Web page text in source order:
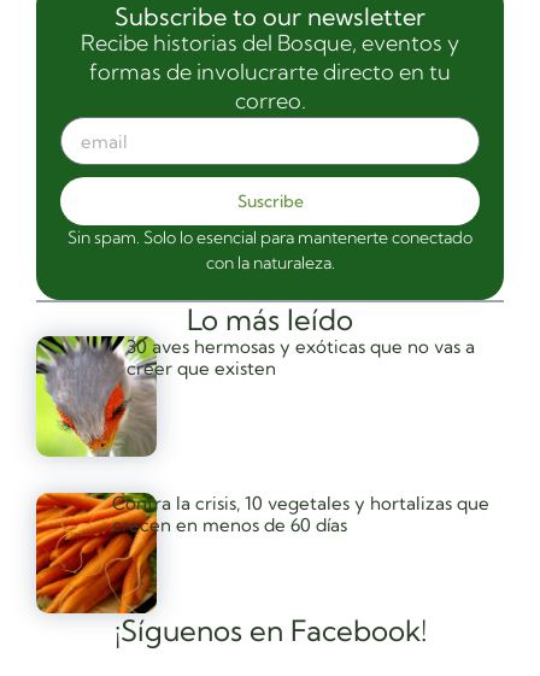
¡Síguenos en Facebook!
Lo más leído
30 aves hermosas y exóticas que no vas a
creer que existen
Contra la crisis, 10 vegetales y hortalizas que
crecen en menos de 60 días
Subscribe to our newsletter
Recibe historias del Bosque, eventos y
formas de involucrarte directo en tu
correo.
Suscribe
Sin spam. Solo lo esencial para mantenerte conectado
con la naturaleza.